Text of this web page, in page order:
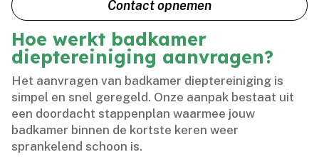
Contact opnemen
Hoe werkt badkamer
dieptereiniging aanvragen?
Het aanvragen van badkamer dieptereiniging is
simpel en snel geregeld.​ Onze aanpak bestaat uit
een doordacht stappenplan waarmee jouw
badkamer binnen de kortste keren weer
sprankelend schoon is.​